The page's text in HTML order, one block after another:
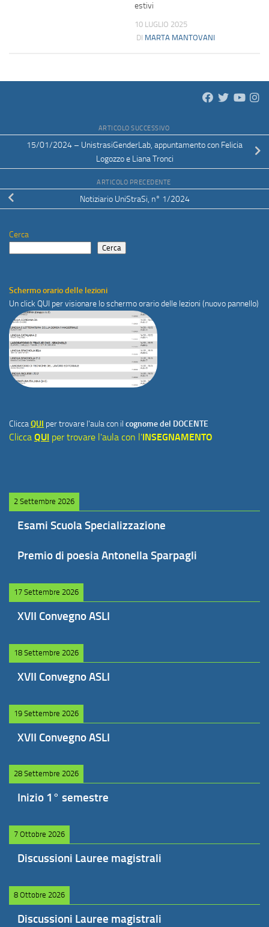
estivi
10 LUGLIO 2025
DI MARTA MANTOVANI
ARTICOLO SUCCESSIVO
15/01/2024 – UnistrasiGenderLab, appuntamento con Felicia
Logozzo e Liana Tronci
ARTICOLO PRECEDENTE
Notiziario UniStraSi, n° 1/2024
Cerca
Cerca
Schermo orario delle lezioni
Un click QUI per visionare lo schermo orario delle lezioni (nuovo pannello)
CliccaQUI per trovare l'aula con il cognome del DOCENTE
Clicca QUI per trovare l'aula con l'INSEGNAMENTO
2 Settembre 2026
Esami Scuola Specializzazione
Premio di poesia Antonella Sparpagli
17 Settembre 2026
XVII Convegno ASLI
18 Settembre 2026
XVII Convegno ASLI
19 Settembre 2026
XVII Convegno ASLI
28 Settembre 2026
Inizio 1° semestre
7 Ottobre 2026
Discussioni Lauree magistrali
8 Ottobre 2026
Discussioni Lauree magistrali